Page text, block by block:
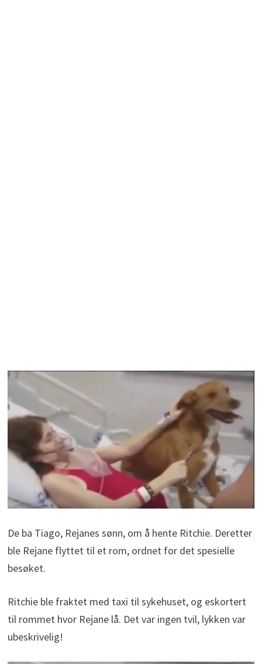
De ba Tiago, Rejanes sønn, om å hente Ritchie. Deretter
ble Rejane flyttet til et rom, ordnet for det spesielle
besøket.
Ritchie ble fraktet med taxi til sykehuset, og eskortert
til rommet hvor Rejane lå. Det var ingen tvil, lykken var
ubeskrivelig!